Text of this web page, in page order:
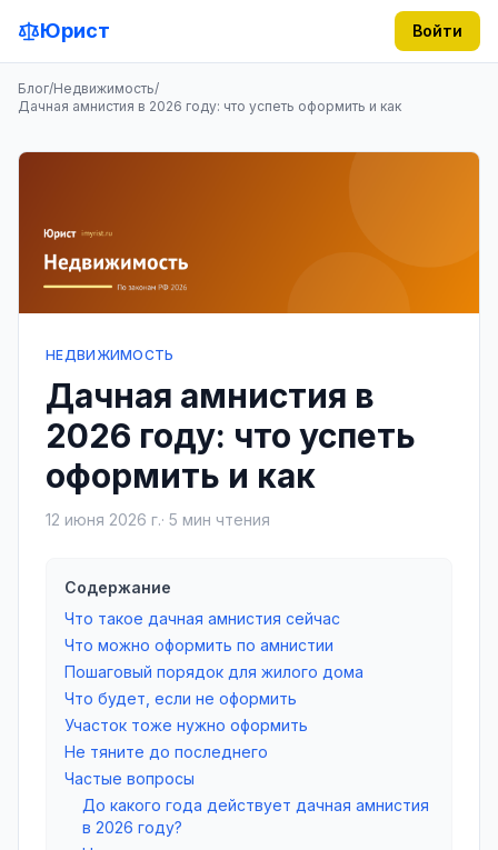
Юрист Войти
Блог/Недвижимость/
Дачная амнистия в 2026 году: что успеть оформить и как
НЕДВИЖИМОСТЬ
Дачная амнистия в
2026 году: что успеть
оформить и как
12 июня 2026 г.· 5 мин чтения
Содержание
Что такое дачная амнистия сейчас
Что можно оформить по амнистии
Пошаговый порядок для жилого дома
Что будет, если не оформить
Участок тоже нужно оформить
Не тяните до последнего
Частые вопросы
До какого года действует дачная амнистия
в 2026 году?